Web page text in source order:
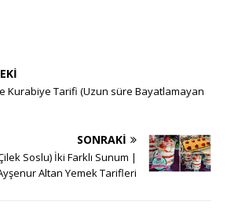
Kurabiye Tarifi (Uzun süre Bayatlamayan
SONRAKI
Soslu) İki Farklı Sunum |
Altan Yemek Tarifleri